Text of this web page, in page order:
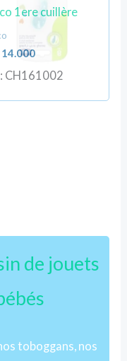
1ere cuillère
14.000
CH161002
de jouets
toboggans, nos